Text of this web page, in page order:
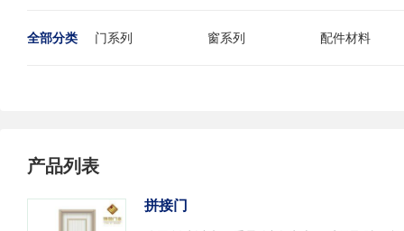
全部分类 门系列 窗系列
配件材料
产品列表
拼接门